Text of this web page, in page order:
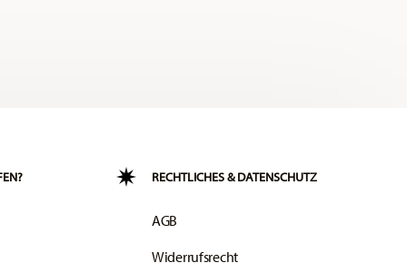
RECHTLICHES & DATENSCHUTZ
AGB
Widerrufsrecht